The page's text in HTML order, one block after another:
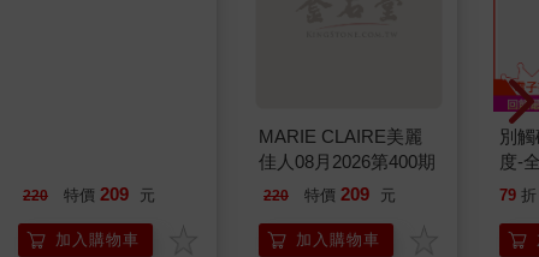
220 特價 209 元
加入購物車
MARIE CLAIRE美麗
佳人08月2026第400期
220 特價 209 元
加入購物車
別
度-
79 折